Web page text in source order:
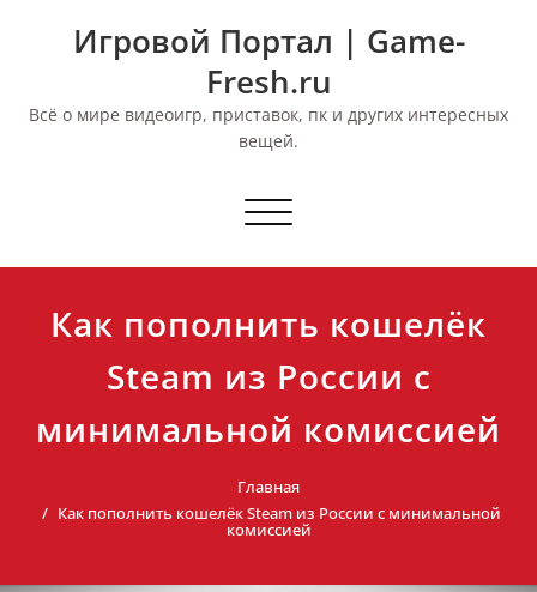
Игровой Портал | Game-
Fresh.ru
Всё о мире видеоигр, приставок, пк и других интересных
вещей.
Переключить
Как пополнить кошелёк
Steam из России с
минимальной комиссией
Главная
Как пополнить кошелёк Steam из России с минимальной
комиссией